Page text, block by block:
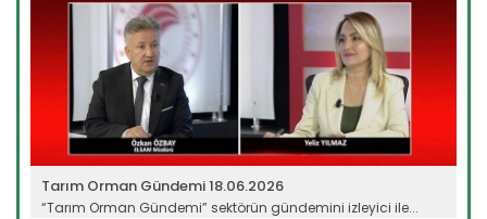
Tarım Orman Gündemi 18.06.2026
“Tarım Orman Gündemi” sektörün gündemini izleyici ile...